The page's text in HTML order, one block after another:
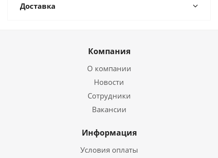
Доставка
Компания
О компании
Новости
Сотрудники
Вакансии
Информация
Условия оплаты